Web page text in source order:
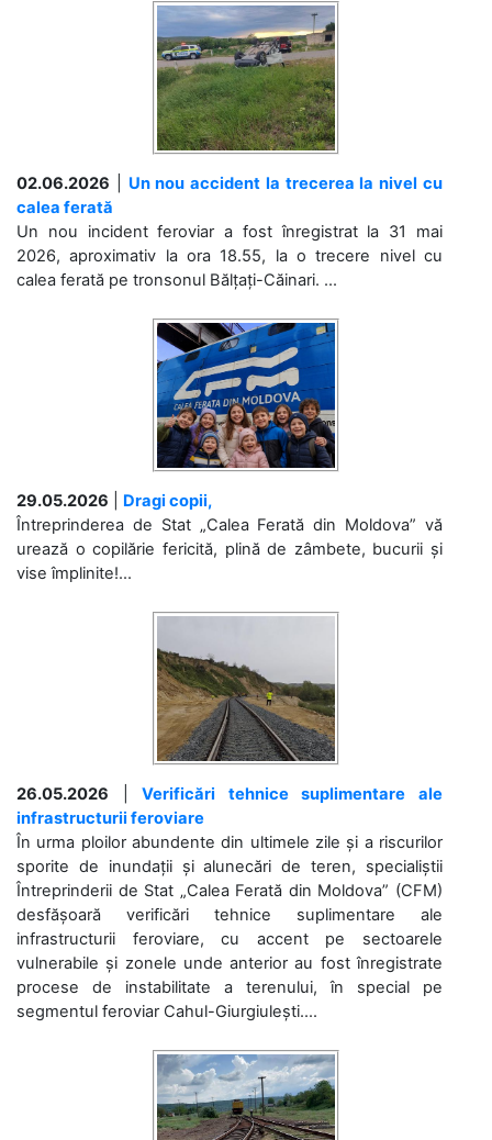
02.06.2026
Un nou accident la trecerea la nivel cu
calea ferată
Un nou incident feroviar a fost înregistrat la 31 mai
2026, aproximativ la ora 18.55, la o trecere nivel cu
calea ferată pe tronsonul Bălțați-Căinari. ...
29.05.2026
Dragi copii,
Întreprinderea de Stat „Calea Ferată din Moldova” vă
urează o copilărie fericită, plină de zâmbete, bucurii și
vise împlinite!...
26.05.2026 |Verificări tehnice suplimentare ale
infrastructurii feroviare
În urma ploilor abundente din ultimele zile și a riscurilor
sporite de inundații și alunecări de teren, specialiștii
Întreprinderii de Stat „Calea Ferată din Moldova” (CFM)
desfășoară verificări tehnice suplimentare ale
infrastructurii feroviare, cu accent pe sectoarele
vulnerabile și zonele unde anterior au fost înregistrate
procese de instabilitate a terenului, în special pe
segmentul feroviar Cahul-Giurgiulești....